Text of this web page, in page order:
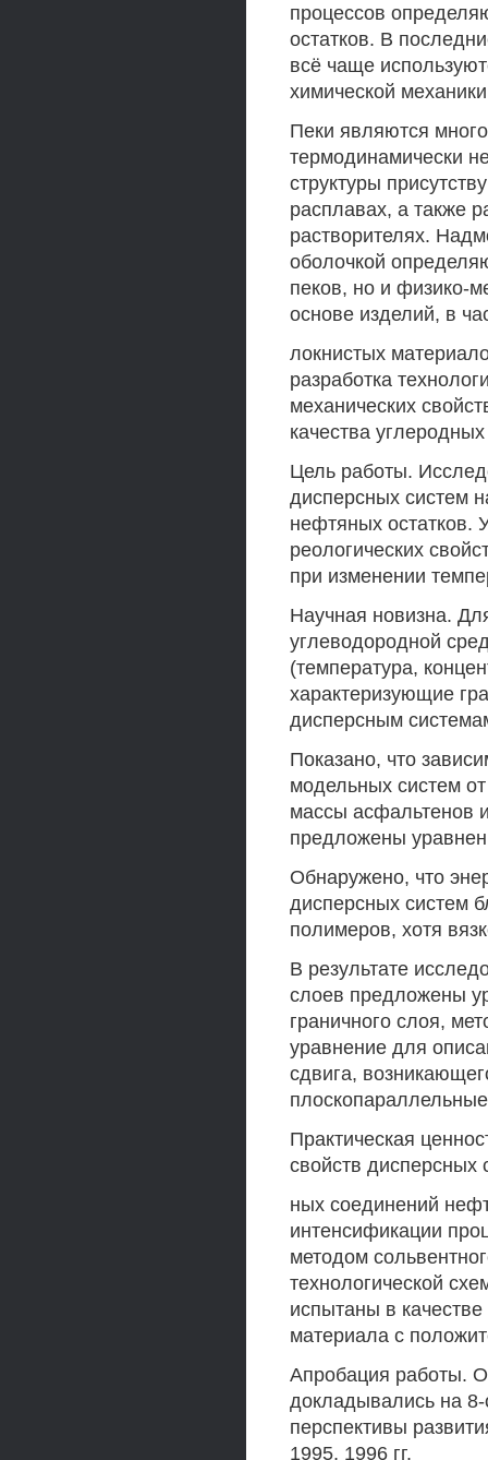
процессов
остатков. В
всё чаще
химической
Пеки являются
термодинамически
структуры
расплавах, а также
растворителях.
оболочкой
пеков, но и физико-
основе изделий, в
локнистых
разработка
механических
качества
Цель работы.
дисперсных систем
нефтяных остатков.
реологических
при изменении
Научная новизна.
углеводородной
(температура,
характеризующие
дисперсным
Показано, что
модельных систем
массы асфальтенов
предложены
Обнаружено, что
дисперсных систем
полимеров, хотя
В результате
слоев предложены
граничного слоя,
уравнение для
сдвига,
Практическая
свойств дисперсных
ных соединений
интенсификации
методом
технологической
испытаны в
материала с
Апробация работы.
докладывались на
перспективы
1995, 1996 гг.